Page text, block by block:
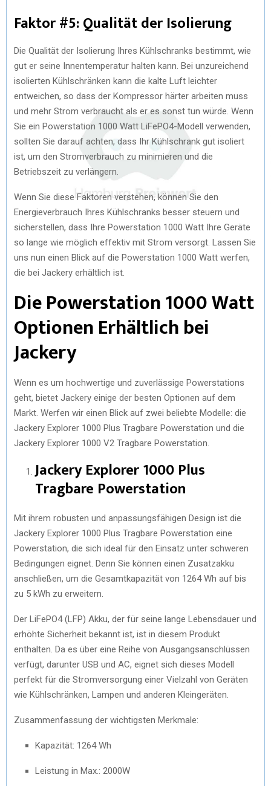
Faktor #5: Qualität der Isolierung
Die Qualität der Isolierung Ihres Kühlschranks bestimmt, wie
gut er seine Innentemperatur halten kann. Bei unzureichend
isolierten Kühlschränken kann die kalte Luft leichter
entweichen, so dass der Kompressor härter arbeiten muss
und mehr Strom verbraucht als er es sonst tun würde. Wenn
Sie ein Powerstation 1000 Watt LiFePO4-Modell verwenden,
sollten Sie darauf achten, dass Ihr Kühlschrank gut isoliert
ist, um den Stromverbrauch zu minimieren und die
Betriebszeit zu verlängern.
Wenn Sie diese Faktoren verstehen, können Sie den
Energieverbrauch Ihres Kühlschranks besser steuern und
sicherstellen, dass Ihre Powerstation 1000 Watt Ihre Geräte
so lange wie möglich effektiv mit Strom versorgt. Lassen Sie
uns nun einen Blick auf die Powerstation 1000 Watt werfen,
die bei Jackery erhältlich ist.
Die Powerstation 1000 Watt
Optionen Erhältlich bei
Jackery
Wenn es um hochwertige und zuverlässige Powerstations
geht, bietet Jackery einige der besten Optionen auf dem
Markt. Werfen wir einen Blick auf zwei beliebte Modelle: die
Jackery Explorer 1000 Plus Tragbare Powerstation und die
Jackery Explorer 1000 V2 Tragbare Powerstation.
Jackery Explorer 1000 Plus
Tragbare Powerstation
Mit ihrem robusten und anpassungsfähigen Design ist die
Jackery Explorer 1000 Plus Tragbare Powerstation eine
Powerstation, die sich ideal für den Einsatz unter schweren
Bedingungen eignet. Denn Sie können einen Zusatzakku
anschließen, um die Gesamtkapazität von 1264 Wh auf bis
zu 5 kWh zu erweitern.
Der LiFePO4 (LFP) Akku, der für seine lange Lebensdauer und
erhöhte Sicherheit bekannt ist, ist in diesem Produkt
enthalten. Da es über eine Reihe von Ausgangsanschlüssen
verfügt, darunter USB und AC, eignet sich dieses Modell
perfekt für die Stromversorgung einer Vielzahl von Geräten
wie Kühlschränken, Lampen und anderen Kleingeräten.
Zusammenfassung der wichtigsten Merkmale:
Kapazität: 1264 Wh
Leistung in Max.: 2000W